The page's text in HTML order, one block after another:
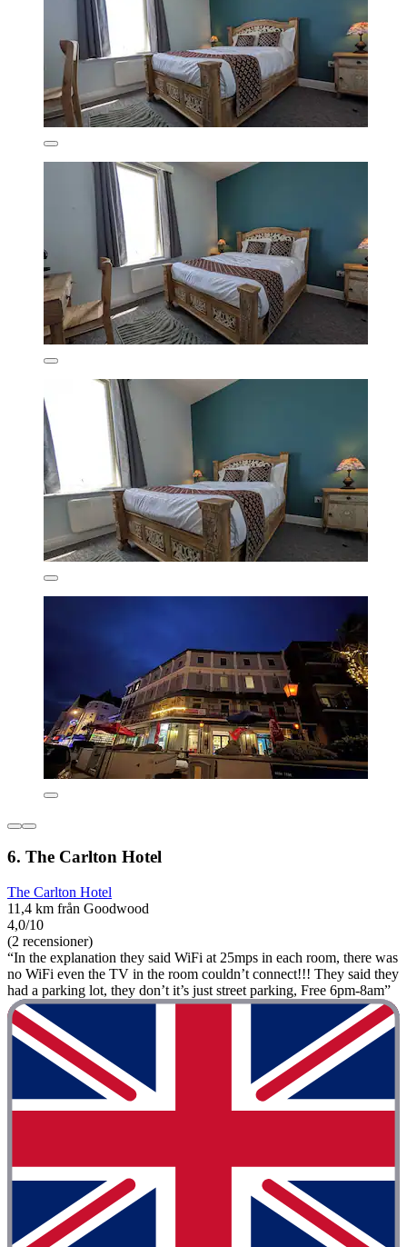
6. The Carlton Hotel
The Carlton Hotel
11,4 km från Goodwood
4,0/10
(2 recensioner)
“In the explanation they said WiFi at 25mps in each room, there was
no WiFi even the TV in the room couldn’t connect!!! They said they
had a parking lot, they don’t it’s just street parking, Free 6pm-8am”